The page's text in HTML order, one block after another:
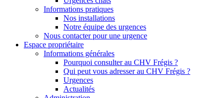
Informations pratiques
Nos installations
Notre équipe des urgences
Nous contacter pour une urgence
Espace propriétaire
Informations générales
Pourquoi consulter au CHV Frégis ?
Qui peut vous adresser au CHV Frégis ?
Urgences
Actualités